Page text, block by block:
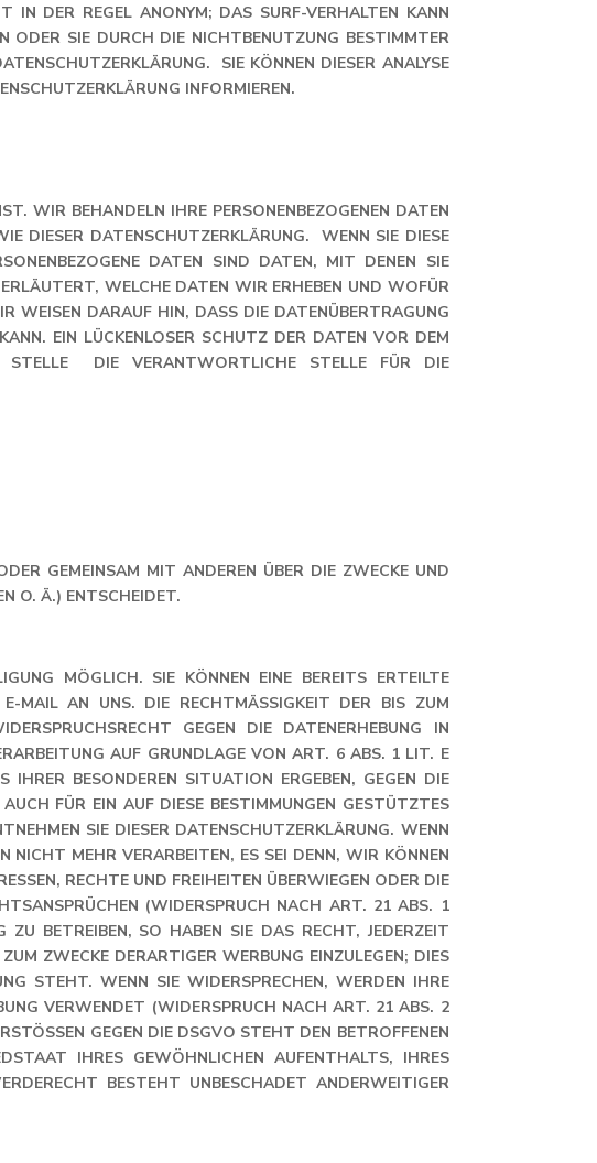
IN DER REGEL ANONYM; DAS SURF-VERHALTEN KANN
ODER SIE DURCH DIE NICHTBENUTZUNG BESTIMMTER
SIE KÖNNEN DIESER ANALYSE
INFORMIEREN.
WIR BEHANDELN IHRE PERSONENBEZOGENEN DATEN
DIESER DATENSCHUTZERKLÄRUNG. WENN SIE DIESE
DATEN SIND DATEN, MIT DENEN SIE
WELCHE DATEN WIR ERHEBEN UND WOFÜR
WEISEN DARAUF HIN, DASS DIE DATENÜBERTRAGUNG
EIN LÜCKENLOSER SCHUTZ DER DATEN VOR DEM
DIE VERANTWORTLICHE STELLE FÜR DIE
GEMEINSAM MIT ANDEREN ÜBER DIE ZWECKE UND
O. Ä.) ENTSCHEIDET.
MÖGLICH. SIE KÖNNEN EINE BEREITS ERTEILTE
MAIL AN UNS. DIE RECHTMÄSSIGKEIT DER BIS ZUM W
GEGEN DIE DATENERHEBUNG IN B
AUF GRUNDLAGE VON ART. 6 ABS. 1 LIT. E O
BESONDEREN SITUATION ERGEBEN, GEGEN DIE V
FÜR EIN AUF DIESE BESTIMMUNGEN GESTÜTZTES P
SIE DIESER DATENSCHUTZERKLÄRUNG. WENN S
MEHR VERARBEITEN, ES SEI DENN, WIR KÖNNEN Z
RECHTE UND FREIHEITEN ÜBERWIEGEN ODER DIE V
(WIDERSPRUCH NACH ART. 21 ABS. 1 D
BETREIBEN, SO HABEN SIE DAS RECHT, JEDERZEIT W
ZWECKE DERARTIGER WERBUNG EINZULEGEN; DIES G
STEHT. WENN SIE WIDERSPRECHEN, WERDEN IHRE P
VERWENDET (WIDERSPRUCH NACH ART. 21 ABS. 2 DS
GEGEN DIE DSGVO STEHT DEN BETROFFENEN EIN
IHRES GEWÖHNLICHEN AUFENTHALTS, IHRES ARB
BESTEHT UNBESCHADET ANDERWEITIGER VERWA